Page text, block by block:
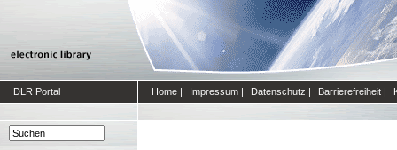
DLR Portal Home | Impressum | Datenschutz | Barrierefreiheit |